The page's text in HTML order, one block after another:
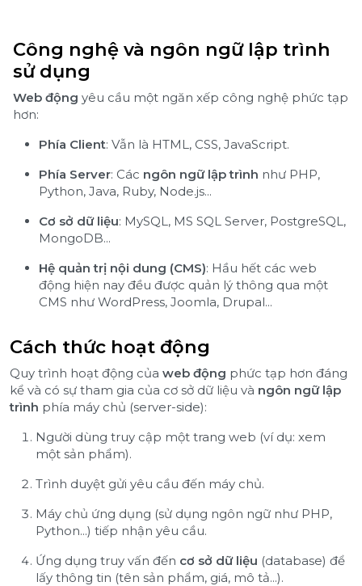
Công nghệ và ngôn ngữ lập trình
sử dụng
Web động yêu cầu một ngăn xếp công nghệ phức tạp
hơn:
Phía Client: Vẫn là HTML, CSS, JavaScript.
Phía Server: Các ngôn ngữ lập trình như PHP,
Python, Java, Ruby, Node.js...
Cơ sở dữ liệu: MySQL, MS SQL Server, PostgreSQL,
MongoDB...
Hệ quản trị nội dung (CMS): Hầu hết các web
động hiện nay đều được quản lý thông qua một
CMS như WordPress, Joomla, Drupal...
Cách thức hoạt động
Quy trình hoạt động của web động phức tạp hơn đáng
kể và có sự tham gia của cơ sở dữ liệu và ngôn ngữ lập
trình phía máy chủ (server-side):
Người dùng truy cập một trang web (ví dụ: xem
một sản phẩm).
Trình duyệt gửi yêu cầu đến máy chủ.
Máy chủ ứng dụng (sử dụng ngôn ngữ như PHP,
Python...) tiếp nhận yêu cầu.
Ứng dụng truy vấn đến cơ sở dữ liệu (database) để
lấy thông tin (tên sản phẩm, giá, mô tả...).